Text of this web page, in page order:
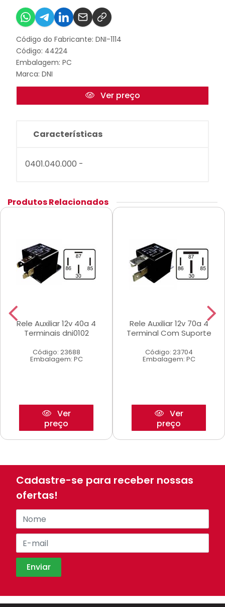
Código do Fabricante: DNI-1114
Código: 44224
Embalagem: PC
Marca: DNI
Ver preço
Características
0401.040.000 -
Produtos Relacionados
Rele Auxiliar 12v 40a 4
Terminais dni0102
Código: 23688
Embalagem: PC
Ver
preço
Rele Auxiliar 12v 70a 4
Terminal Com Suporte
Código: 23704
Embalagem: PC
Ver
preço
Cadastre-se para receber nossas
ofertas!